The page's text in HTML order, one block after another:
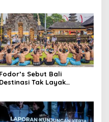
Fodor’s Sebut Bali
Destinasi Tak Layak